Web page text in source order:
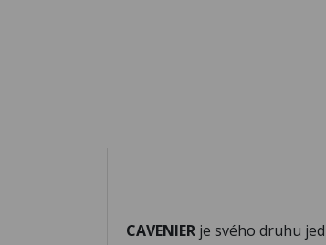
CAVENIER je svého druhu